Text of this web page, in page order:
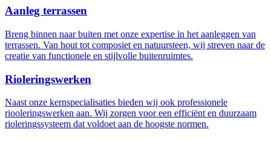
Aanleg terrassen
Breng binnen naar buiten met onze expertise in het aanleggen van
terrassen. Van hout tot composiet en natuursteen, wij streven naar de
creatie van functionele en stijlvolle buitenruimtes.
Rioleringswerken
Naast onze kernspecialisaties bieden wij ook professionele
riooleringswerken aan. Wij zorgen voor een efficiënt en duurzaam
rioleringssysteem dat voldoet aan de hoogste normen.